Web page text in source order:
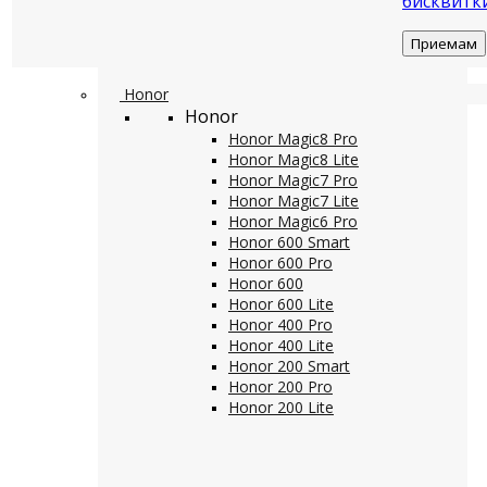
Honor
Honor
Honor Magic8 Pro
Honor Magic8 Lite
Honor Magic7 Pro
Honor Magic7 Lite
Honor Magic6 Pro
Honor 600 Smart
Honor 600 Pro
Honor 600
Honor 600 Lite
Honor 400 Pro
Honor 400 Lite
Honor 200 Smart
Honor 200 Pro
Honor 200 Lite
Приемам